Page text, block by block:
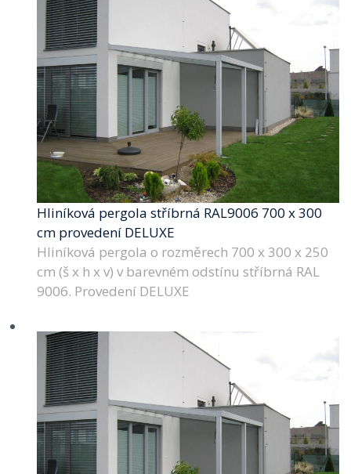
Hliníková pergola stříbrná RAL9006 700 x 300
cm provedení DELUXE
Hliníková pergola o rozměrech 700 x 300 x 250
cm (š x h x v) v barevném odstínu stříbrná RAL
9006. Provedení DELUXE